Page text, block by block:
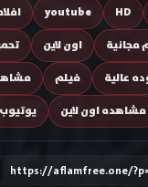
HD
youtube
مجانية اون لاين
عالية فيلم
مشاهده اون لاين يوتيوب
https://aflamfree.one/